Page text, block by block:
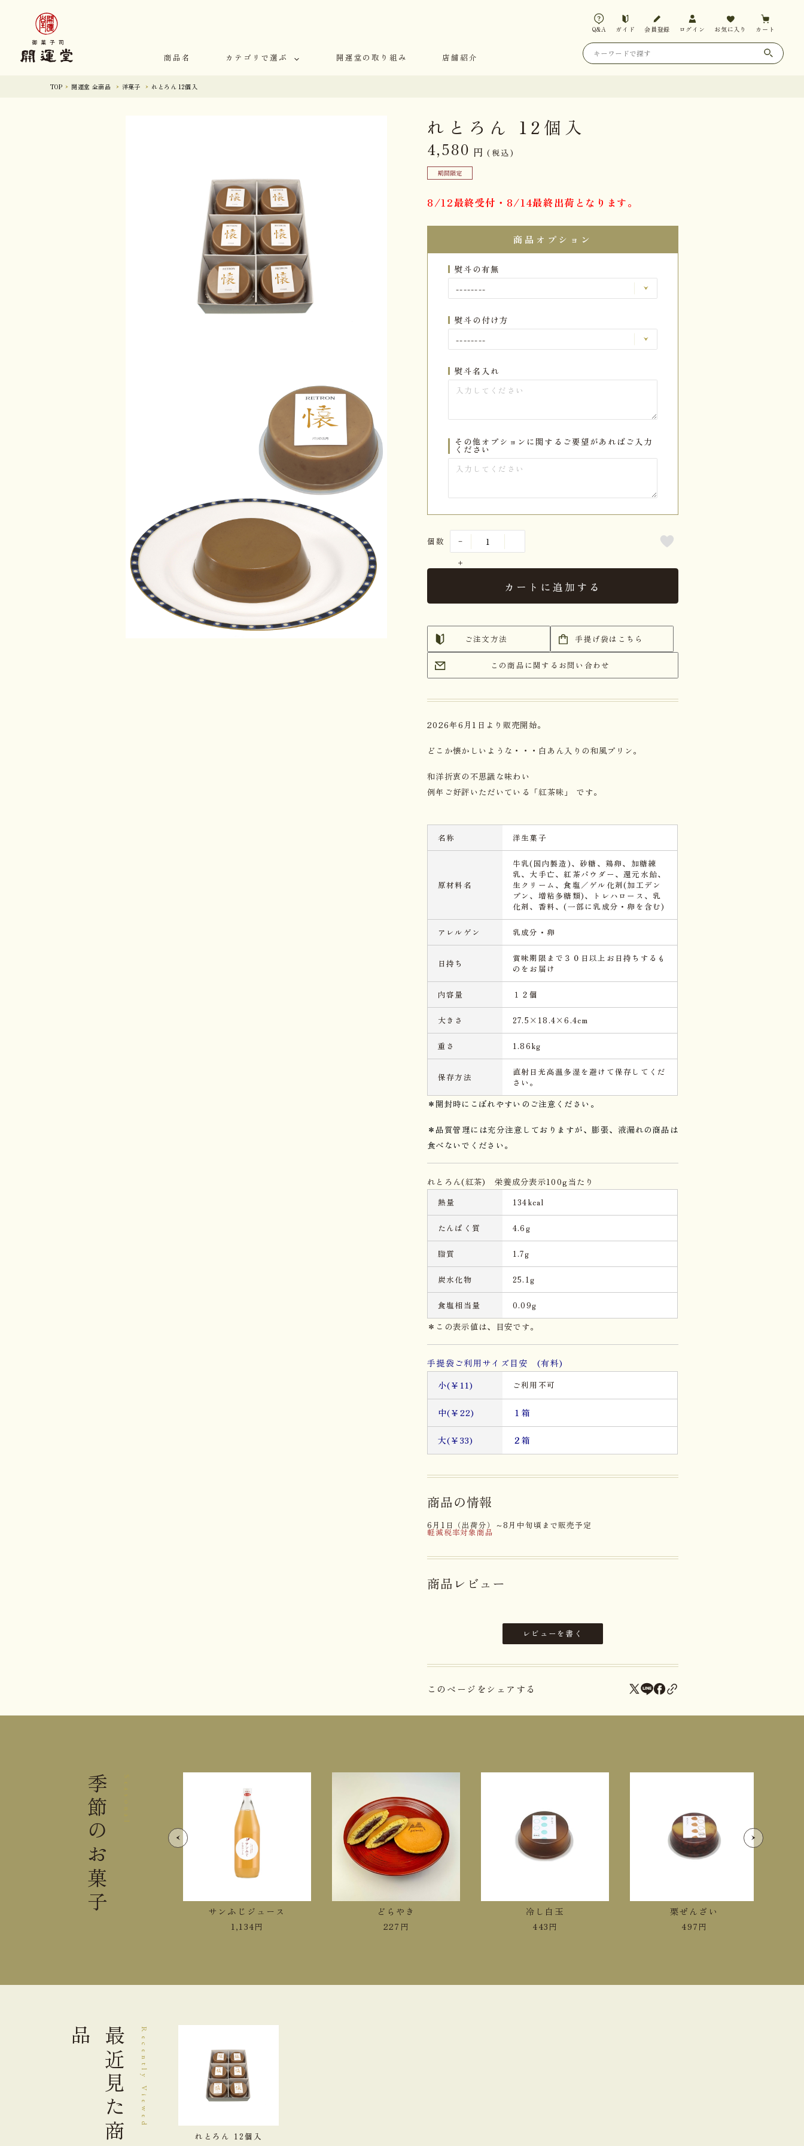
商品名 カテゴリで選ぶ 開運堂の取り組み 店舗紹介
Q&A ガイド 会員登録 ログイン お気に入り カート
TOP 開運堂 全商品 洋菓子 れとろん 12個入
れとろん 12個入
4,580 円 (税込)
期間限定
8/12最終受付・8/14最終出荷となります。
商品オプション
熨斗の有無
熨斗の付け方
熨斗名入れ
その他オプションに関するご要望があればご入力
ください
個数
カートに追加する
ご注文方法 手提げ袋はこちら
この商品に関するお問い合わせ
2026年6月1日より販売開始。
どこか懐かしいような・・・白あん入りの和風プリン。
和洋折衷の不思議な味わい
例年ご好評いただいている「紅茶味」 です。
名称 洋生菓子
原材料名
牛乳(国内製造)、砂糖、鶏卵、加糖練
乳、大手亡、紅茶パウダー、還元水飴、
生クリーム、食塩／ゲル化剤(加工デン
プン、増粘多糖類)、トレハロース、乳
化剤、香料、(一部に乳成分・卵を含む)
アレルゲン 乳成分・卵
日持ち
賞味期限まで３０日以上お日持ちするも
のをお届け
内容量 １２個
大きさ 27.5×18.4×6.4cm
重さ 1.86kg
保存方法
直射日光高温多湿を避けて保存してくだ
さい。
＊開封時にこぼれやすいのご注意ください。
＊品質管理には充分注意しておりますが、膨張、液漏れの商品は
食べないでください。
れとろん(紅茶) 栄養成分表示100g当たり
熱量 134kcal
たんぱく質 4.6g
脂質 1.7g
炭水化物 25.1g
食塩相当量 0.09g
＊この表示値は、目安です。
手提袋ご利用サイズ目安 (有料)
小(￥11)
ご利用不可
中(￥22) １箱
大(￥33) ２箱
商品の情報
6月1日（出荷分）～8月中旬頃まで販売予定
軽減税率対象商品
商品レビュー
レビューを書く
このページをシェアする
Seasonal
季節の
お菓子
紅玉ジュース サンふじジュース
1,134円
どらやき
227円
冷し白玉
443円
栗ぜんざい
497円
Recently Viewed
最近見た
商
品
れとろん 12個入